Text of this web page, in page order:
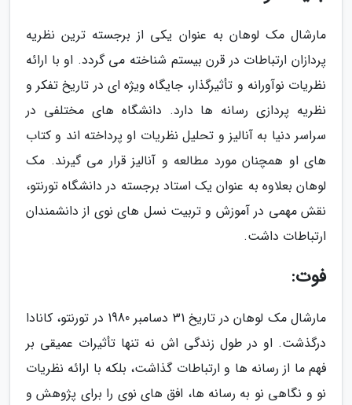
مارشال مک لوهان به عنوان یکی از برجسته ترین نظریه
پردازان ارتباطات در قرن بیستم شناخته می گردد. او با ارائه
نظریات نوآورانه و تأثیرگذار، جایگاه ویژه ای در تاریخ تفکر و
نظریه پردازی رسانه ها دارد. دانشگاه های مختلفی در
سراسر دنیا به آنالیز و تحلیل نظریات او پرداخته اند و کتاب
های او همچنان مورد مطالعه و آنالیز قرار می گیرند. مک
لوهان بعلاوه به عنوان یک استاد برجسته در دانشگاه تورنتو،
نقش مهمی در آموزش و تربیت نسل های نوی از دانشمندان
ارتباطات داشت.
فوت:
مارشال مک لوهان در تاریخ 31 دسامبر 1980 در تورنتو، کانادا
درگذشت. او در طول زندگی اش نه تنها تأثیرات عمیقی بر
فهم ما از رسانه ها و ارتباطات گذاشت، بلکه با ارائه نظریات
نو و نگاهی نو به رسانه ها، افق های نوی را برای پژوهش و